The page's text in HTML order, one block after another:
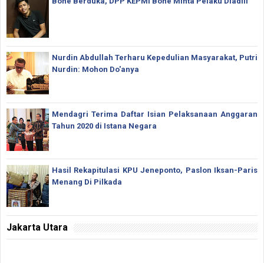
Nurdin Abdullah Terharu Kepedulian Masyarakat, Putri
Nurdin: Mohon Do'anya
Mendagri Terima Daftar Isian Pelaksanaan Anggaran
Tahun 2020 di Istana Negara
Hasil Rekapitulasi KPU Jeneponto, Paslon Iksan-Paris
Menang Di Pilkada
Jakarta Utara